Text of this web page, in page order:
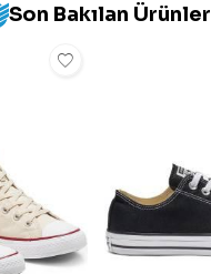
Son Bakılan Ürünler